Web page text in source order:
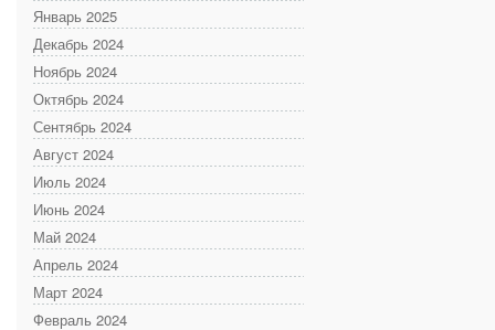
Январь 2025
Декабрь 2024
Ноябрь 2024
Октябрь 2024
Сентябрь 2024
Август 2024
Июль 2024
Июнь 2024
Май 2024
Апрель 2024
Март 2024
Февраль 2024